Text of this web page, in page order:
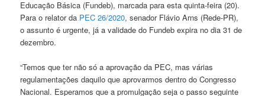
Educação Básica (Fundeb), marcada para esta quinta-feira (20).
Para o relator da PEC 26/2020, senador Flávio Arns (Rede-PR),
o assunto é urgente, já a validade do Fundeb expira no dia 31 de
dezembro.
“Temos que ter não só a aprovação da PEC, mas várias
regulamentações daquilo que aprovarmos dentro do Congresso
Nacional. Esperamos que a promulgação seja o passo seguinte